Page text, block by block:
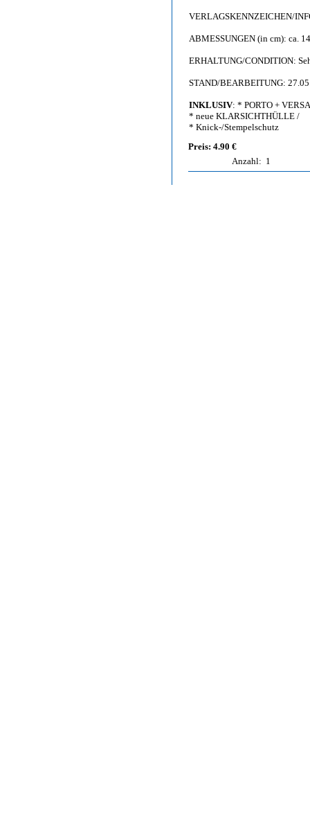
VERLAGSKENNZEICHEN/
ABMESSUNGEN (in cm): ca.
ERHALTUNG/CONDITION:
STAND/BEARBEITUNG:
INKLUSIV: * PORTO +
* neue KLARSICHTHÜLLE /
* Knick-/Stempelschutz
Preis: 4.90 €
Anzahl: 1